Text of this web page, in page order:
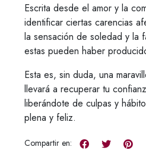
Escrita desde el amor y la
identificar ciertas carencias
la sensación de soledad y la
estas pueden haber
Esta es, sin duda, una
llevará a recuperar tu
liberándote de culpas y
plena y feliz.
Compartir en: